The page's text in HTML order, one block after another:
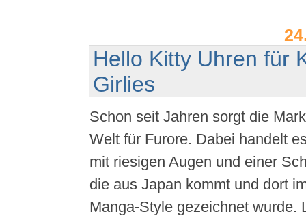
Hello Kitty Uhren für
Girlies
Schon seit Jahren sorgt die
Welt für Furore. Dabei handelt
mit riesigen Augen und einer
die aus Japan kommt und dort
Manga-Style gezeichnet wurde.